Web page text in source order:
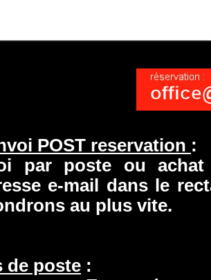
POST reservation :
par poste ou
e-mail dans le
au plus vite.
de poste :